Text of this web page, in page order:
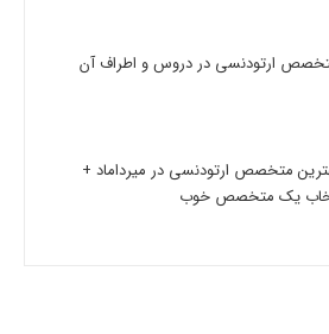
ارتودنسی در دروس و اطراف آن
متخصص ارتودنسی در میرداماد +
یک متخصص خوب